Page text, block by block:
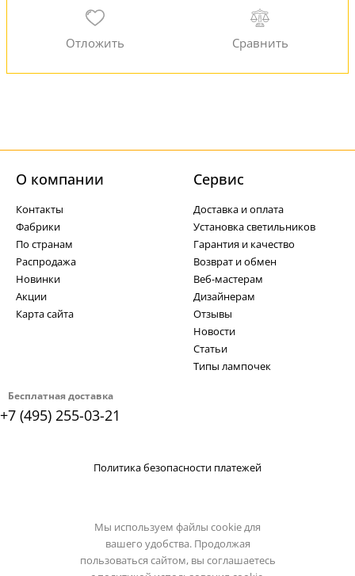
Бесплатная доставка
+7 (495) 255-03-21
О компании
Контакты
Фабрики
По странам
Распродажа
Новинки
Акции
Карта сайта
Cервис
Доставка и оплата
Установка светильников
Гарантия и качество
Возврат и обмен
Веб-мастерам
Дизайнерам
Отзывы
Новости
Статьи
Типы лампочек
Политика безопасности платежей
Мы используем файлы cookie для
вашего удобства. Продолжая
пользоваться сайтом, вы соглашаетесь